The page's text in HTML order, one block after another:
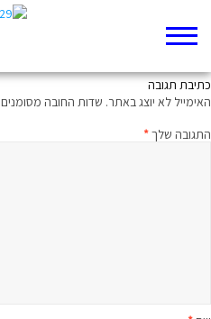
כתיבת תגובה
האימייל לא יוצג באתר. שדות החובה מסומנים
התגובה שלך*